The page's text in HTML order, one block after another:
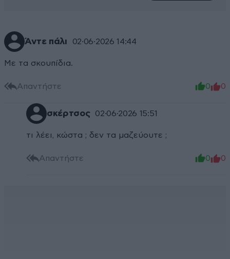
Άντε πάλι 02·06·2026 14:44
Με τα σκουπίδια.
Απαντήστε 0 0
σκέρτσος 02·06·2026 15:51
τι λέει, κώστα ; δεν τα μαζεύουτε ;
Απαντήστε 0 0